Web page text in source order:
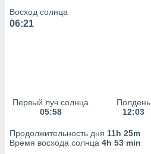
наших 1199
Восход солнца
06:21
Первый луч солнца
05:58
Полдень
12:03
Продолжительность дня 11h 25m
Время восхода солнца 4h 53 min